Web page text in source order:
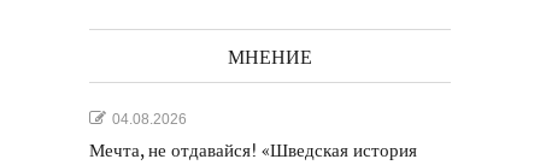
МНЕНИЕ
04.08.2026
Мечта, не отдавайся! «Шведская история